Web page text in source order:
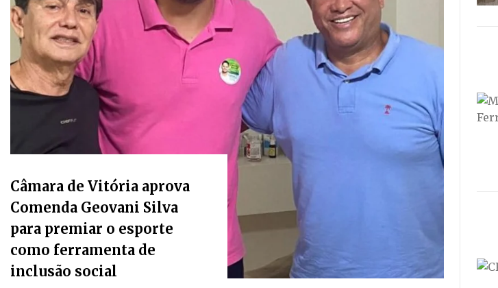
Câmara de Vitória aprova
Comenda Geovani Silva
para premiar o esporte
como ferramenta de
inclusão social